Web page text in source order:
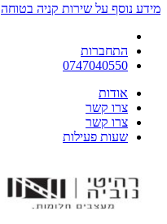
מידע נוסף על שירות קניה בטוחה
התחברות
0747040550
אודות
צרו קשר
צרו קשר
שעות פעילות